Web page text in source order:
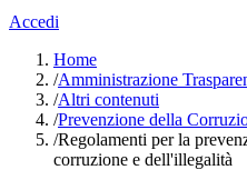
Accedi
Home
/Amministrazione
/Altri contenuti
/Prevenzione della
/Regolamenti per la
corruzione e dell'illegalità